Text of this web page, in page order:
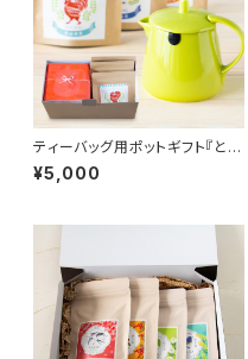
ティーバッグ用ポットギフト『とま
りぎ』／ティータイムにも仕事の
おともにも！手軽にお茶を楽し
¥5,000